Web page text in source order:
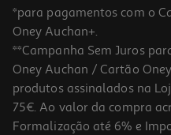
*para pagamentos com o
Oney Auchan+.
**Campanha Sem Juros
Oney Auchan / Cartão
produtos assinalados na
75€. Ao valor da compra
Formalização até 6% e